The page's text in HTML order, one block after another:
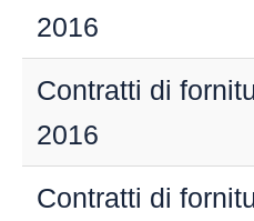
2016
Contratti di
2016
Contratti di